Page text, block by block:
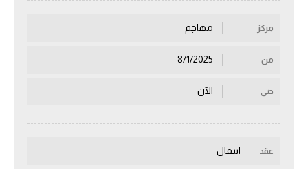
أقسام
منتخب مصر
مركز مهاجم
من
حتى الآن
عقد انتقال